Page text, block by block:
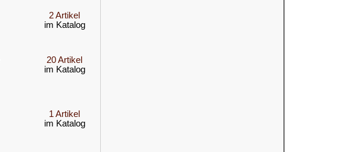
2 Artikel
im Katalog
20 Artikel
im Katalog
1 Artikel
im Katalog